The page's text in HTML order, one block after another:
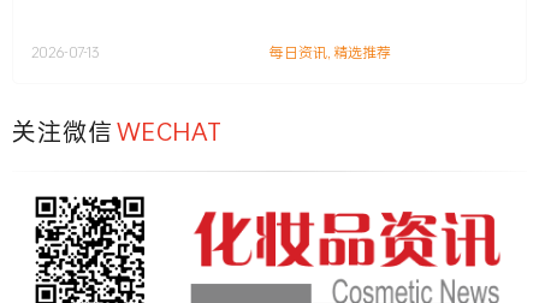
2026-07-13 每日资讯,精选推荐
关注微信WECHAT